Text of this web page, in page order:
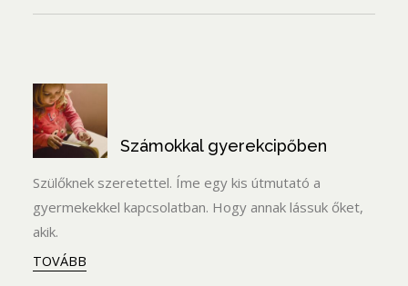
Számokkal gyerekcipőben
Szülőknek szeretettel. Íme egy kis útmutató a
gyermekekkel kapcsolatban. Hogy annak lássuk őket,
akik.
TOVÁBB